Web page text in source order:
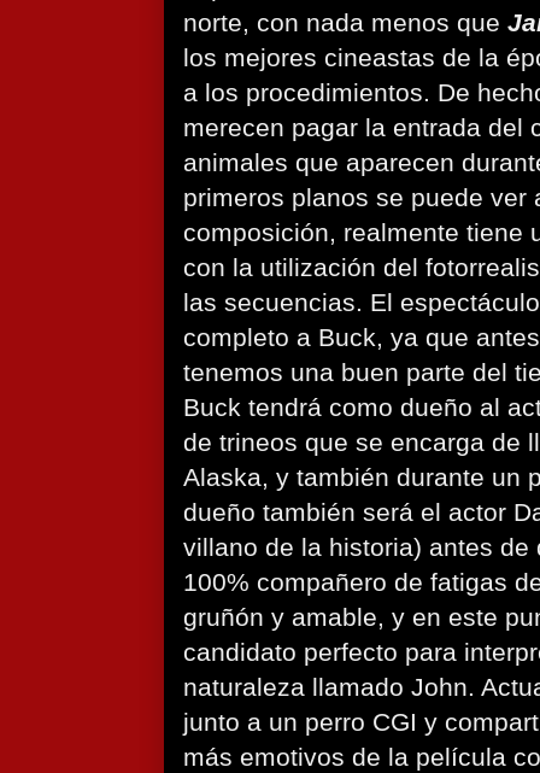
norte, con nada menos que
los mejores cineastas de la
a los procedimientos. De
merecen pagar la entrada del
animales que aparecen
primeros planos se puede ver
composición, realmente tiene
con la utilización del
las secuencias. El
completo a Buck, ya que
tenemos una buen parte del
Buck tendrá como dueño al
de trineos que se encarga de
Alaska, y también durante un
dueño también será el actor
villano de la historia) antes de
100% compañero de fatigas
gruñón y amable, y en este
candidato perfecto para
naturaleza llamado John.
junto a un perro CGI y
más emotivos de la película